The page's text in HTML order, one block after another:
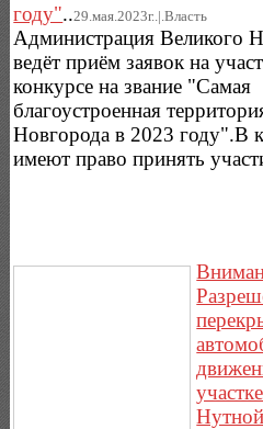
году"..29.мая.2023г..|.Власть
Администрация Великого
ведёт приём заявок на
конкурсе на звание "Самая
благоустроенная
Новгорода в 2023 году".В
имеют право принять
Нутной